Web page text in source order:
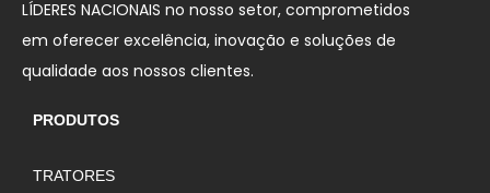
LÍDERES NACIONAIS no nosso setor, comprometidos
em oferecer excelência, inovação e soluções de
qualidade aos nossos clientes.
PRODUTOS
TRATORES